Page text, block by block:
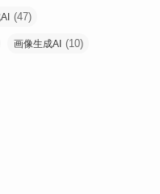
(47)
画像生成AI (10)